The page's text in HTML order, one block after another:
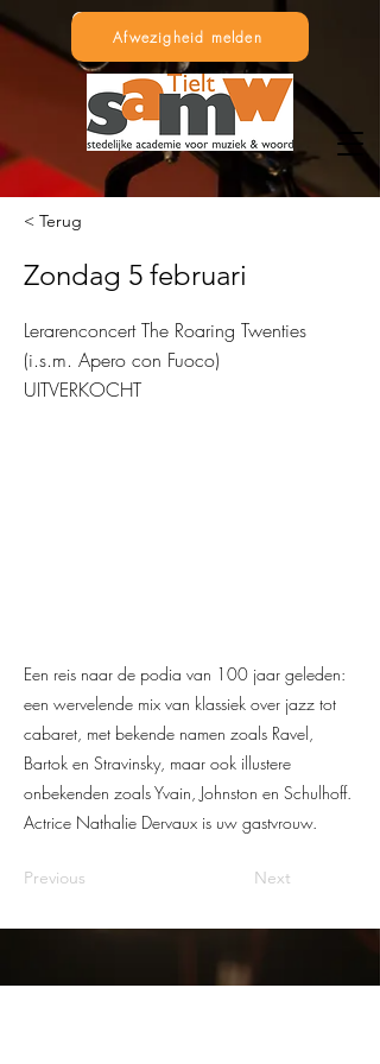
Afwezigheid melden
< Terug
Zondag 5 februari
Lerarenconcert The Roaring Twenties
(i.s.m. Apero con Fuoco)
UITVERKOCHT
Een reis naar de podia van 100 jaar geleden:
een wervelende mix van klassiek over jazz tot
cabaret, met bekende namen zoals Ravel,
Bartok en Stravinsky, maar ook illustere
onbekenden zoals Yvain, Johnston en Schulhoff.
Actrice Nathalie Dervaux is uw gastvrouw.
Previous Next
samw@tielt.be